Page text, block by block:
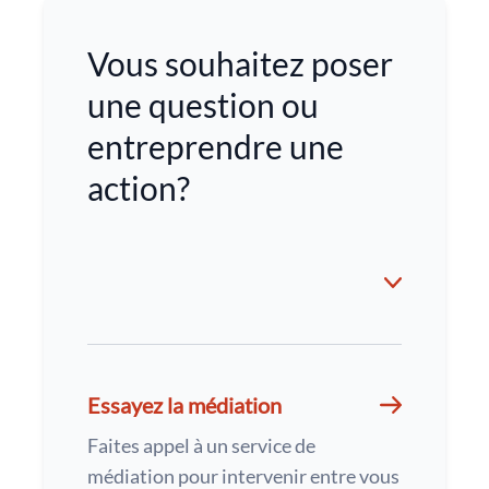
Vous souhaitez poser
une question ou
entreprendre une
action?
Essayez la médiation
Faites appel à un service de
médiation pour intervenir entre vous